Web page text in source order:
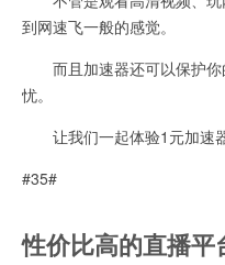
到网速飞一般的感觉。
而且加速器还可以保护你
忧。
让我们一起体验1元加速器
#35#
性价比高的直播平